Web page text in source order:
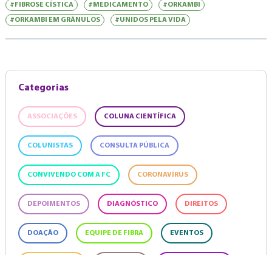
#FIBROSE CÍSTICA #MEDICAMENTO #ORKAMBI
#ORKAMBI EM GRÂNULOS #UNIDOS PELA VIDA
Categorias
ASSOCIAÇÕES COLUNA CIENTÍFICA
COLUNISTAS CONSULTA PÚBLICA
CONVIVENDO COM A FC CORONAVÍRUS
DEPOIMENTOS DIAGNÓSTICO DIREITOS
DOAÇÃO EQUIPE DE FIBRA EVENTOS